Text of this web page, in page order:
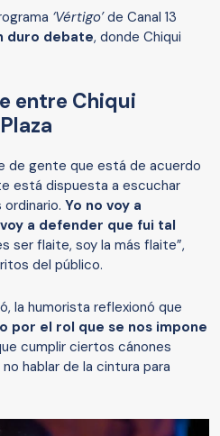
‘Vértigo’de Canal 13
duro debate, donde Chiqui
entre Chiqui
de gente que está de acuerdo
está dispuesta a escuchar
Yo no voy a
a defender que fui tal
ser flaite, soy la más flaite”,
del público.
la humorista reflexionó que
por el rol que se nos impone
cumplir ciertos cánones
hablar de la cintura para